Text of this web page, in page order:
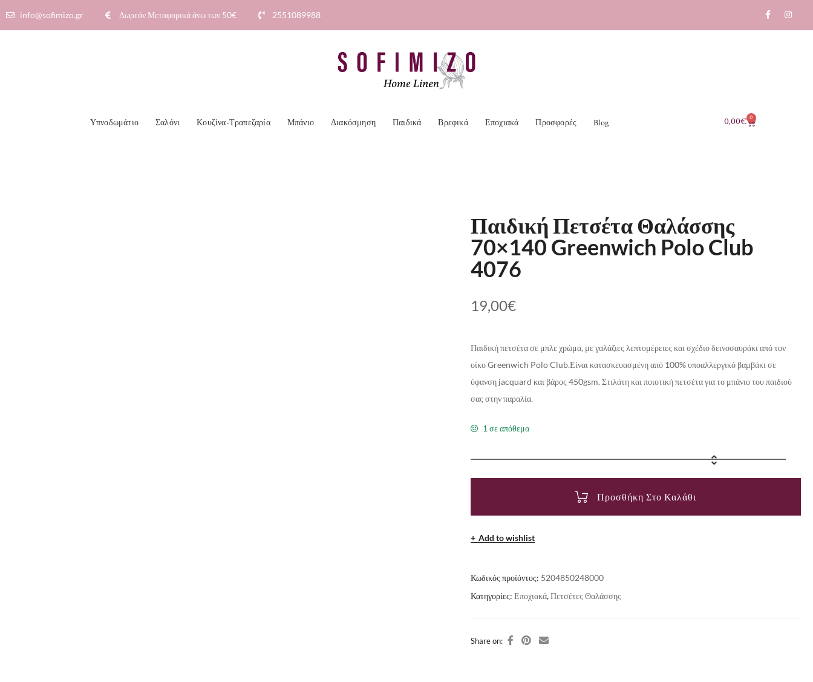
info@sofimizo.gr Δωρεάν Μεταφορικά άνω των 50€​ 2551089988
Υπνοδωμάτιο Σαλόνι Κουζίνα-Τραπεζαρία Μπάνιο Διακόσμηση Παιδικά Βρεφικά Εποχιακά Προσφορές Blog 0,00€ 0
Παιδική Πετσέτα Θαλάσσης
70×140 Greenwich Polo Club
4076
19,00€
Παιδική πετσέτα σε μπλε χρώμα, με γαλάζιες λεπτομέρειες και σχέδιο δεινοσαυράκι από τον
οίκο Greenwich Polo Club.Είναι κατασκευασμένη από 100% υποαλλεργικό βαμβάκι σε
ύφανση jacquard και βάρος 450gsm. Στιλάτη και ποιοτική πετσέτα για το μπάνιο του παιδιού
σας στην παραλία.
1 σε απόθεμα
Προσθήκη Στο Καλάθι
Add to wishlist
Κωδικός προϊόντος: 5204850248000
Κατηγορίες: Εποχιακά,Πετσέτες Θαλάσσης
Share on: